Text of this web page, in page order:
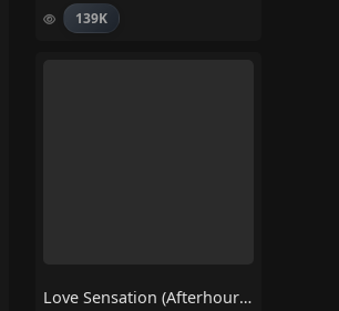
139K
Love Sensation (Afterhours Mix) – Madonna, Kylie Minogue